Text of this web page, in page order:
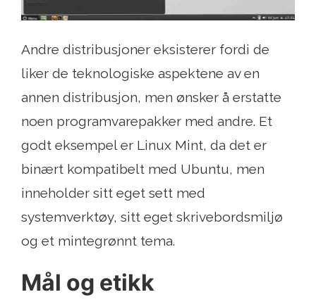
Andre distribusjoner eksisterer fordi de
liker de teknologiske aspektene av en
annen distribusjon, men ønsker å erstatte
noen programvarepakker med andre. Et
godt eksempel er Linux Mint, da det er
binært kompatibelt med Ubuntu, men
inneholder sitt eget sett med
systemverktøy, sitt eget skrivebordsmiljø
og et mintegrønnt tema.
Mål og etikk